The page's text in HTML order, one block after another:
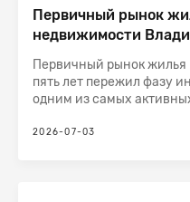
Первичный рынок
недвижимости
стадии насыщения
Первичный рынок жилья
пять лет пережил фазу
одним из самых
2026-07-03